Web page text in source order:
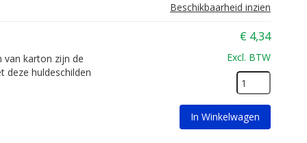
Beschikbaarheid inzien
€ 4,34
Excl. BTW
In Winkelwagen
van karton zijn de
deze huldeschilden